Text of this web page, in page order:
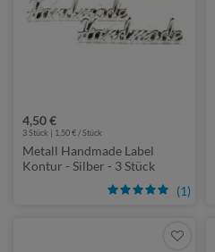
4,50 €
(1)
3 Stück | 1,50 € / Stück
Metall Handmade Label
Kontur - Silber - 3 Stück